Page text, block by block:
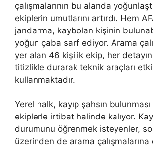
çalışmalarının bu alanda
ekiplerin umutlarını artırdı. Hem
jandarma, kaybolan kişinin
yoğun çaba sarf ediyor. Arama
yer alan 46 kişilik ekip, her
titizlikle durarak teknik araçları
kullanmaktadır.
Yerel halk, kayıp şahsın bulunması
ekiplerle irtibat halinde kalıyor.
durumunu öğrenmek isteyenler,
üzerinden de arama çalışmalarına